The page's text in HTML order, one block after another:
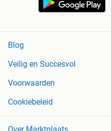
Blog
Veilig en Succesvol
Voorwaarden
Cookiebeleid